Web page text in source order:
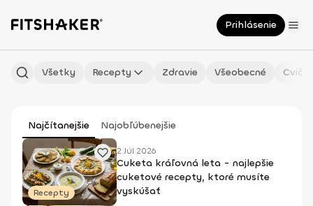
Prihlásenie
Všetky Recepty Zdravie Všeobecné
Najčítanejšie Najobľúbenejšie
Recepty
2 Júl 2026
Cuketa kráľovná leta - najlepšie
cuketové recepty, ktoré musíte
vyskúšať